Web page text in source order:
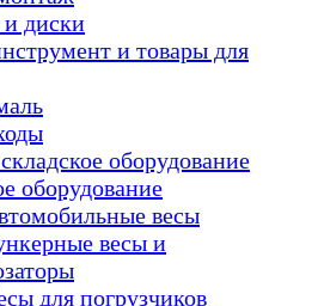
диски
и товары для
оборудование
оборудование
весы
весы и
для погрузчиков